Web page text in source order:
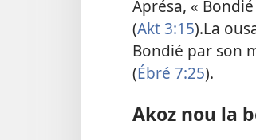
Aprésa, «
(Akt 3:15).La
Bondié par son
(Ébré 7:25).
Akoz nou la